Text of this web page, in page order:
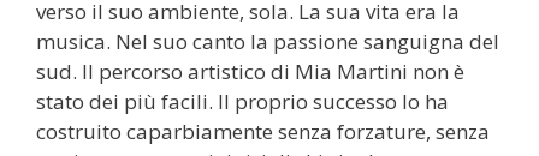
verso il suo ambiente, sola. La sua vita era la
musica. Nel suo canto la passione sanguigna del
sud. Il percorso artistico di Mia Martini non è
stato dei più facili. Il proprio successo lo ha
costruito caparbiamente senza forzature, senza